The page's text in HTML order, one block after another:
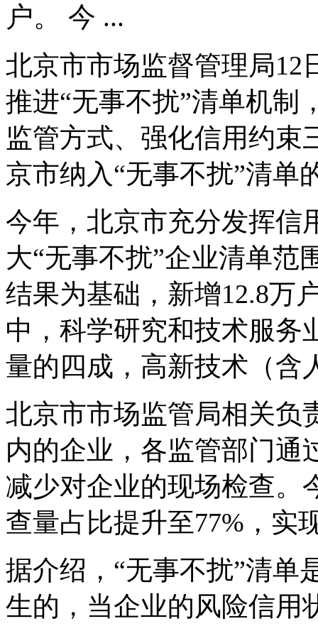
户。 今 ...
北京市市场监督管理局12
推进“无事不扰”清单机制
监管方式、强化信用约束
京市纳入“无事不扰”清单
今年，北京市充分发挥信
大“无事不扰”企业清单范
结果为基础，新增12.8万
中，科学研究和技术服务
量的四成，高新技术（含
北京市市场监管局相关负
内的企业，各监管部门通
减少对企业的现场检查。
查量占比提升至77%，实
据介绍，“无事不扰”清单
生的，当企业的风险信用